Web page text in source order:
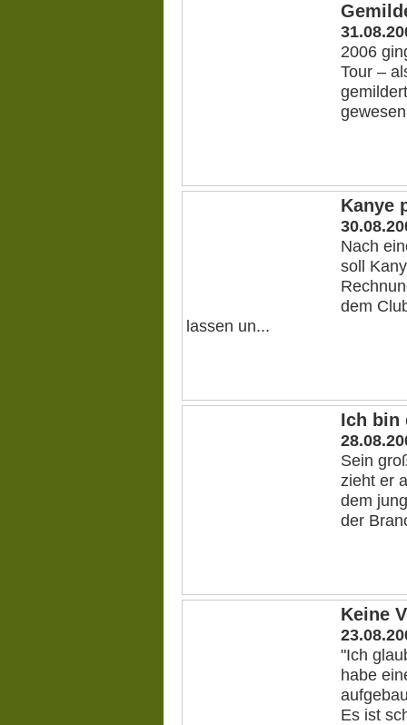
2006
Tour –
Kanye
Nach
soll
dem
lassen un...
Ich bin
Sein
zieht er
dem
der
Keine
"Ich
habe
Es ist